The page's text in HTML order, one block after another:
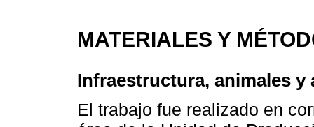
MATERIALES Y
Infraestructura, animales y
El trabajo fue realizado en